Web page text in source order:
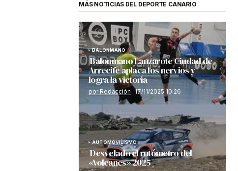
MÁS NOTICIAS DEL DEPORTE CANARIO
BALONMANO
Balonmano Lanzarote Ciudad de
Arrecife aplaca los nervios y
logra la victoria
por Redacción 17/11/2025 10:26
AUTOMOVILISMO
Desvelado el rutómetro del
«Volcanes» 2025